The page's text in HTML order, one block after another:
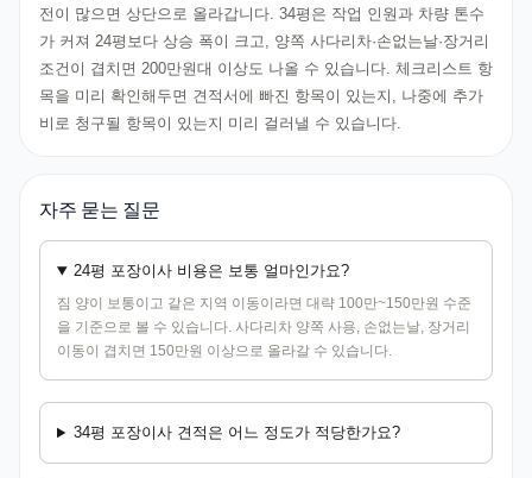
전이 많으면 상단으로 올라갑니다. 34평은 작업 인원과 차량 톤수
가 커져 24평보다 상승 폭이 크고, 양쪽 사다리차·손없는날·장거리
조건이 겹치면 200만원대 이상도 나올 수 있습니다. 체크리스트 항
목을 미리 확인해두면 견적서에 빠진 항목이 있는지, 나중에 추가
비로 청구될 항목이 있는지 미리 걸러낼 수 있습니다.
자주 묻는 질문
24평 포장이사 비용은 보통 얼마인가요?
짐 양이 보통이고 같은 지역 이동이라면 대략 100만~150만원 수준
을 기준으로 볼 수 있습니다. 사다리차 양쪽 사용, 손없는날, 장거리
이동이 겹치면 150만원 이상으로 올라갈 수 있습니다.
34평 포장이사 견적은 어느 정도가 적당한가요?